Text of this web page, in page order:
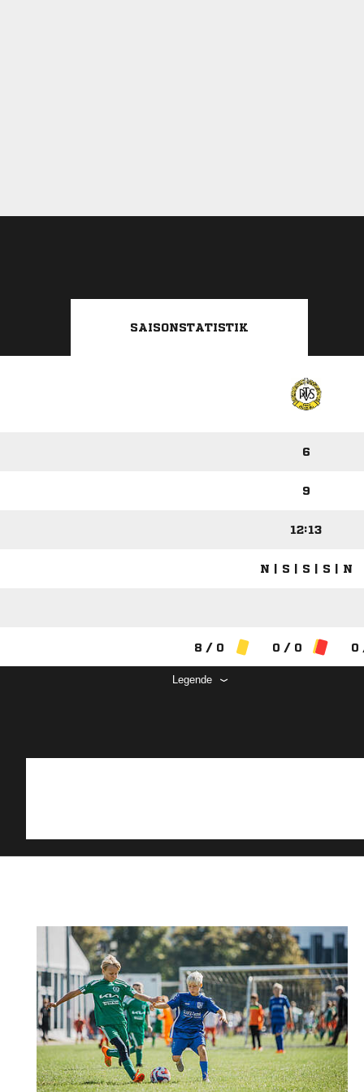
SAISONSTATISTIK
6
9
12:13
N | S | S | S | N
8 / 0 0 / 0 0
Legende